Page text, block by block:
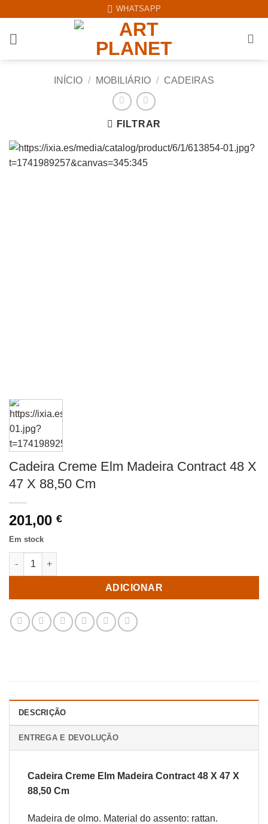
content
WHATSAPP
INÍCIO / MOBILIÁRIO / CADEIRAS
FILTRAR
Cadeira Creme Elm Madeira Contract 48 X
47 X 88,50 Cm
201,00 €
Em stock
Quantidade de Cadeira Creme Elm Madeira Contract 48 X 47 X
ADICIONAR
DESCRIÇÃO
ENTREGA E DEVOLUÇÃO
Cadeira Creme Elm Madeira Contract 48 X 47 X
88,50 Cm
Madeira de olmo. Material do assento: rattan.